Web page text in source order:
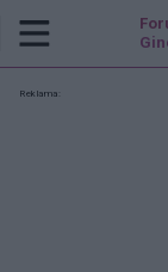
Reklama: